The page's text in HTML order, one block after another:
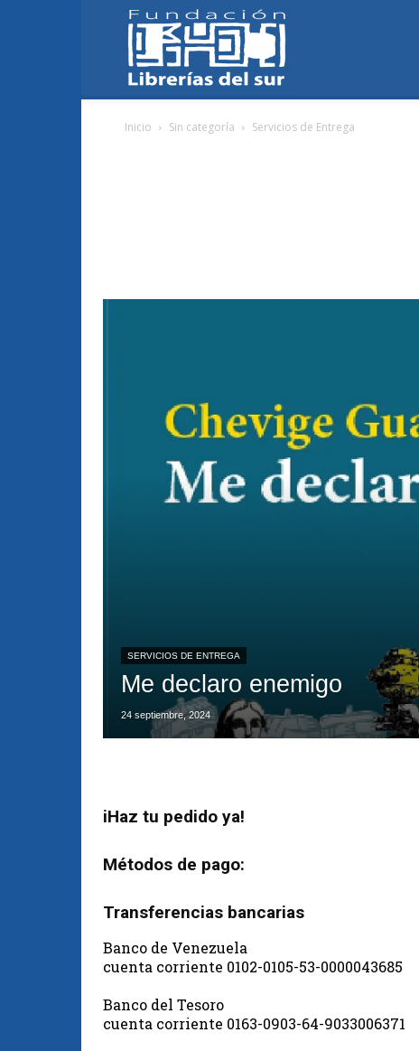
Inicio Sin categoría Servicios de Entrega
SERVICIOS DE ENTREGA
Me declaro enemigo
24 septiembre, 2024
iHaz tu pedido ya!
Métodos de pago:
Transferencias bancarias
Banco de Venezuela
cuenta corriente 0102-0105-53-0000043685
Banco del Tesoro
cuenta corriente 0163-0903-64-9033006371